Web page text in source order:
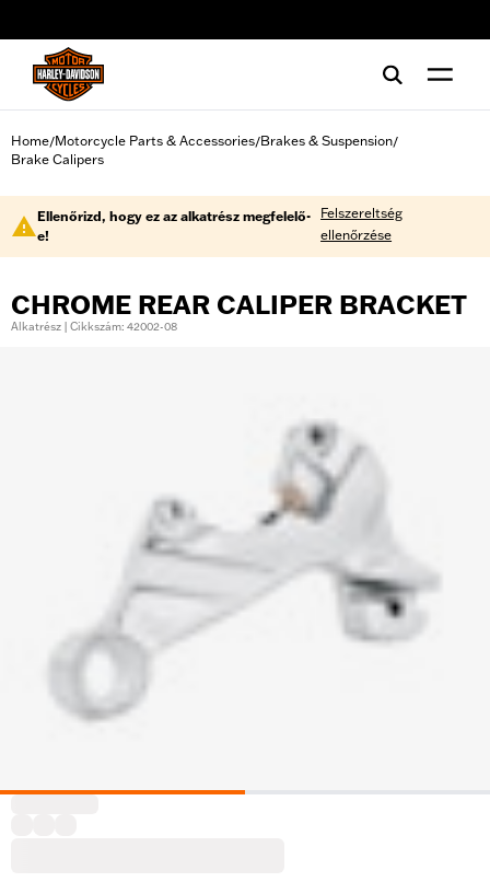
Home/Motorcycle Parts & Accessories/Brakes & Suspension/
Brake Calipers
Ellenőrizd, hogy ez az alkatrész megfelelő-
e!
Felszereltség
ellenőrzése
CHROME REAR CALIPER BRACKET
Alkatrész | Cikkszám: 42002-08